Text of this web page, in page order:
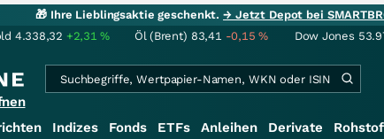
🎁 Ihre Lieblingsaktie geschenkt.→ Jetzt Depot bei
4.338,32 +2,31% Öl (Brent) 83,41 -0,15% Dow Jones
Indizes Fonds ETFs Anleihen Derivate